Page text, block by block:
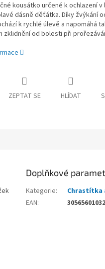
kousátko určené k ochlazení v
dásně děťátka. Díky žvýkání
k rychlé úlevě a napomáhá
zklidnění od bolesti při
ZEPTAT SE HLÍDAT
Doplňkové
Kategorie:
Chrastítka
EAN: